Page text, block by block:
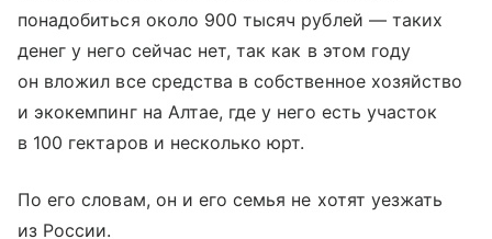
понадобиться около 900 тысяч рублей — таких
денег у него сейчас нет, так как в этом году
он вложил все средства в собственное хозяйство
и экокемпинг на Алтае, где у него есть участок
в 100 гектаров и несколько юрт.
По его словам, он и его семья не хотят уезжать
из России.